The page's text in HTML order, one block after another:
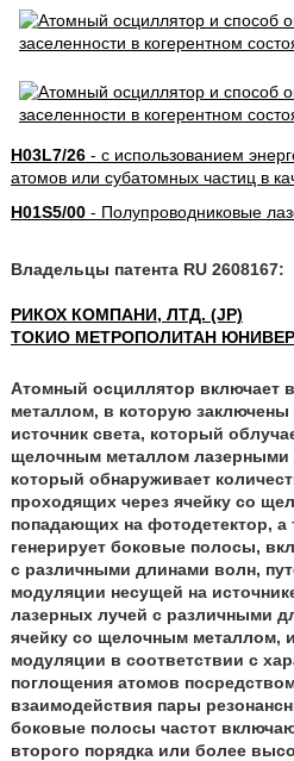
H03L7/26- с использованием
атомов или субатомных частиц в
H01S5/00- Полупроводниковые
Владельцы патента RU 2608167:
РИКОХ КОМПАНИ, ЛТД. (JP)
ТОКИО МЕТРОПОЛИТАН
Атомный осциллятор включает
металлом, в которую
источник света, который
щелочным металлом лазерными
который обнаруживает
проходящих через ячейку со
попадающих на фотодетектор, а
генерирует боковые полосы,
с различными длинами волн,
модуляции несущей на
лазерных лучей с различными
ячейку со щелочным металлом,
модуляции в соответствии с
поглощения атомов
взаимодействия пары
боковые полосы частот
второго порядка или более